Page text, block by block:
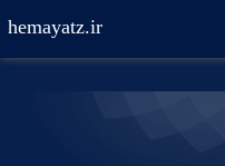
hemayatz.ir